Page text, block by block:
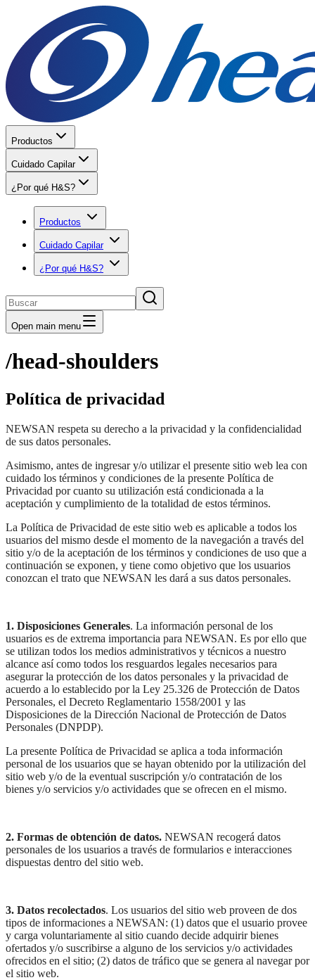
Productos
Cuidado Capilar
¿Por qué H&S?
Productos
Cuidado Capilar
¿Por qué H&S?
Open main menu
/head-shoulders
Política de privacidad
NEWSAN respeta su derecho a la privacidad y la confidencialidad
de sus datos personales.
Asimismo, antes de ingresar y/o utilizar el presente sitio web lea con
cuidado los términos y condiciones de la presente Política de
Privacidad por cuanto su utilización está condicionada a la
aceptación y cumplimiento de la totalidad de estos términos.
La Política de Privacidad de este sitio web es aplicable a todos los
usuarios del mismo desde el momento de la navegación a través del
sitio y/o de la aceptación de los términos y condiciones de uso que a
continuación se exponen, y tiene como objetivo que los usuarios
conozcan el trato que NEWSAN les dará a sus datos personales.
1. Disposiciones Generales. La información personal de los
usuarios es de extrema importancia para NEWSAN. Es por ello que
se utilizan todos los medios administrativos y técnicos a nuestro
alcance así como todos los resguardos legales necesarios para
asegurar la protección de los datos personales y la privacidad de
acuerdo a lo establecido por la Ley 25.326 de Protección de Datos
Personales, el Decreto Reglamentario 1558/2001 y las
Disposiciones de la Dirección Nacional de Protección de Datos
Personales (DNPDP).
La presente Política de Privacidad se aplica a toda información
personal de los usuarios que se hayan obtenido por la utilización del
sitio web y/o de la eventual suscripción y/o contratación de los
bienes y/o servicios y/o actividades que se ofrecen en el mismo.
2. Formas de obtención de datos. NEWSAN recogerá datos
personales de los usuarios a través de formularios e interacciones
dispuestas dentro del sitio web.
3. Datos recolectados. Los usuarios del sitio web proveen de dos
tipos de informaciones a NEWSAN: (1) datos que el usuario provee
y carga voluntariamente al sitio cuando decide adquirir bienes
ofertados y/o suscribirse a alguno de los servicios y/o actividades
ofrecidos en el sitio; (2) datos de tráfico que se genera al navegar por
el sitio web.